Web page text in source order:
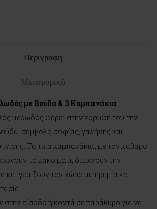
Περιγραφη
Μεταφορικά
με Βούδα & 3 Καμπανάκια
μελωδός φέρει στην κορυφή του την
σύμβολο σοφίας, γαλήνης και
Τα τρία καμπανάκια, με τον καθαρό
το κακό μάτι, διώχνουν την
και γεμίζουν τον χώρο με ηρεμία και
στην είσοδο ή κοντά σε παράθυρο για να